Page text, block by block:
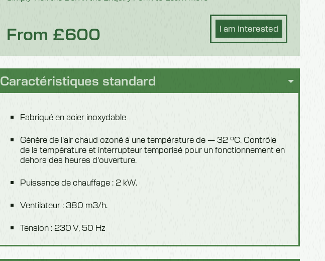
From £600 I am interested
Caractéristiques standard
Fabriqué en acier inoxydable
Génère de l'air chaud ozoné à une température de — 32 °C. Contrôle
de la température et interrupteur temporisé pour un fonctionnement en
dehors des heures d'ouverture.
Puissance de chauffage : 2 kW.
Ventilateur : 380 m3/h.
Tension : 230 V, 50 Hz